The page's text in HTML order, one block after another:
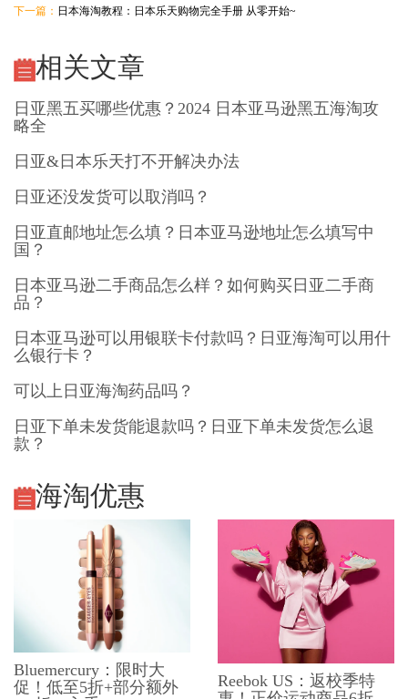
下一篇： 日本海淘教程：日本乐天购物完全手册 从零开始~
相关文章
日亚黑五买哪些优惠？2024 日本亚马逊黑五海淘攻
略全
日亚&日本乐天打不开解决办法
日亚还没发货可以取消吗？
日亚直邮地址怎么填？日本亚马逊地址怎么填写中
国？
日本亚马逊二手商品怎么样？如何购买日亚二手商
品？
日本亚马逊可以用银联卡付款吗？日亚海淘可以用什
么银行卡？
可以上日亚海淘药品吗？
日亚下单未发货能退款吗？日亚下单未发货怎么退
款？
海淘优惠
Bluemercury：限时大
促！低至5折+部分额外
Reebok US：返校季特